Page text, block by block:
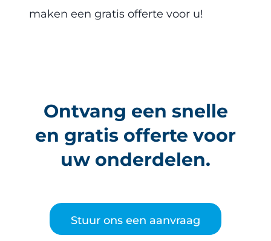
maken een gratis offerte voor u!
Ontvang een snelle
en gratis offerte voor
uw onderdelen.
Stuur ons een aanvraag